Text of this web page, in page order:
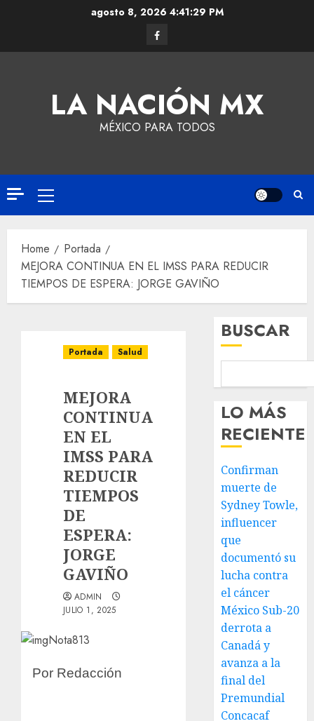
agosto 8, 2026 4:41:30 PM
LA NACIÓN MX
MÉXICO PARA TODOS
Home
Portada
MEJORA CONTINUA EN EL IMSS PARA REDUCIR
TIEMPOS DE ESPERA: JORGE GAVIÑO
Portada Salud
MEJORA
CONTINUA
EN EL
IMSS PARA
REDUCIR
TIEMPOS
DE
ESPERA:
JORGE
GAVIÑO
ADMIN
JULIO 1, 2025
Por Redacción
BUSCAR
LO MÁS
RECIENTE
Confirman
muerte de
Sydney Towle,
influencer
que
documentó su
lucha contra
el cáncer
México Sub-20
derrota a
Canadá y
avanza a la
final del
Premundial
Concacaf